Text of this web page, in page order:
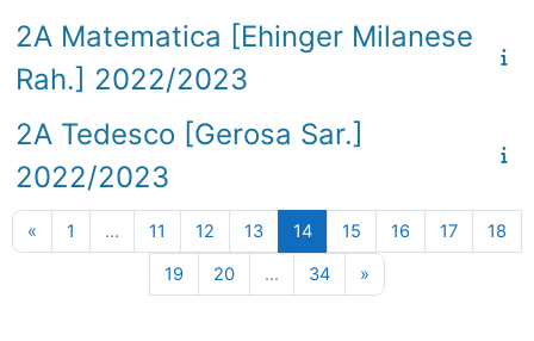
2A Matematica [Ehinger Milanese
Rah.] 2022/2023
2A Tedesco [Gerosa Sar.]
2022/2023
« Pagina precedente
1 Pagina 1
… 11 Pagina 11
12 Pagina 12
13Pagina 13
14Pagina 14
15 Pagina 15
16Pagina 16
17Pagina 17
18
19Pagina 19
20Pagina 20
… 34Pagina 34
»Pagina successiva